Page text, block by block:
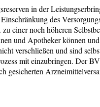
in der
des
einer noch höheren
und Apotheker können
verschließen und sind
mit einzubringen. Der
gesicherten